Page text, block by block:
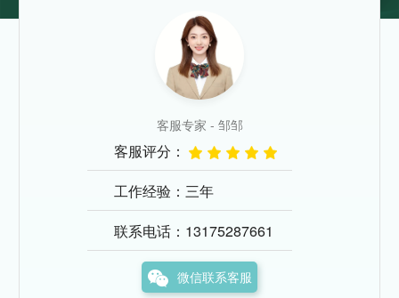
客服专家 - 邹邹
客服评分：
工作经验：三年
联系电话：13175287661
微信联系客服